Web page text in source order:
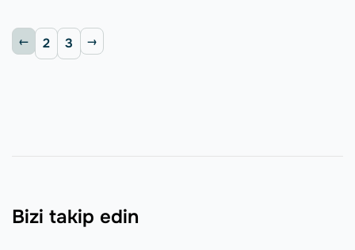
2 3
Bizi takip edin